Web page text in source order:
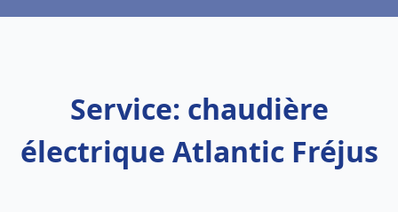
Service: chaudière
électrique Atlantic Fréjus